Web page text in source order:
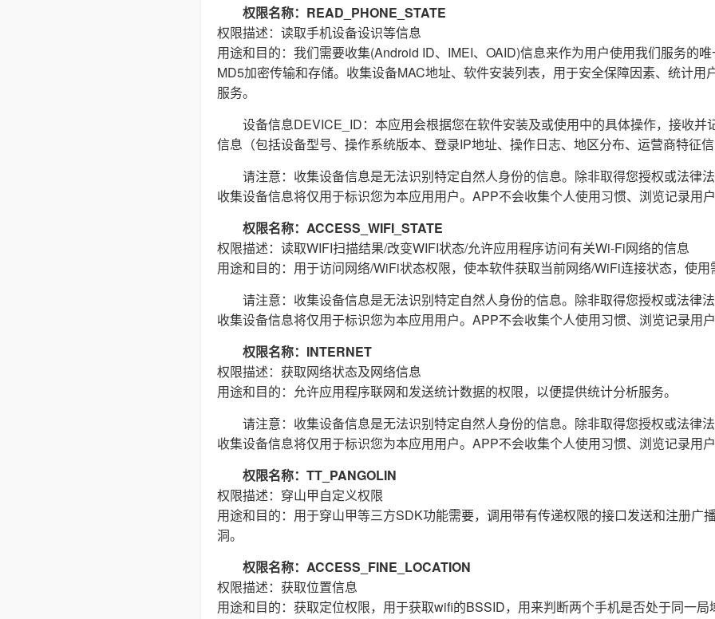
权限名称：READ_PHONE_STATE
权限描述：读取手机设备设识等信息
用途和目的：我们需要收集(Android ID、IMEI、OAID)信息来作为用户使用我们服务的
MD5加密传输和存储。收集设备MAC地址、软件安装列表，用于安全保障因素、统计用
服务。
设备信息DEVICE_ID：本应用会根据您在软件安装及或使用中的具体操作，接收并
信息（包括设备型号、操作系统版本、登录IP地址、操作日志、地区分布、运营商特征
请注意：收集设备信息是无法识别特定自然人身份的信息。除非取得您授权或法律
收集设备信息将仅用于标识您为本应用用户。APP不会收集个人使用习惯、浏览记录用
权限名称：ACCESS_WIFI_STATE
权限描述：读取WIFI扫描结果/改变WIFI状态/允许应用程序访问有关Wi-Fi网络的信息
用途和目的：用于访问网络/WiFi状态权限，使本软件获取当前网络/WiFi连接状态，使
请注意：收集设备信息是无法识别特定自然人身份的信息。除非取得您授权或法律
收集设备信息将仅用于标识您为本应用用户。APP不会收集个人使用习惯、浏览记录用
权限名称：INTERNET
权限描述：获取网络状态及网络信息
用途和目的：允许应用程序联网和发送统计数据的权限，以便提供统计分析服务。
请注意：收集设备信息是无法识别特定自然人身份的信息。除非取得您授权或法律
收集设备信息将仅用于标识您为本应用用户。APP不会收集个人使用习惯、浏览记录用
权限名称：TT_PANGOLIN
权限描述：穿山甲自定义权限
用途和目的：用于穿山甲等三方SDK功能需要，调用带有传递权限的接口发送和注册广
洞。
权限名称：ACCESS_FINE_LOCATION
权限描述：获取位置信息
用途和目的：获取定位权限，用于获取wifi的BSSID，用来判断两个手机是否处于同一